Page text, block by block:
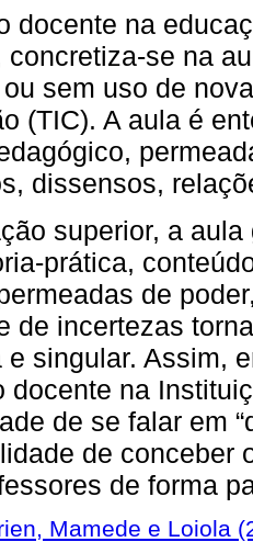
docente na
concretiza-se na
sem uso de
(TIC). A aula é
dissensos,
superior, a
prática,
de
de incertezas
e singular. Assim,
docente na
de se falar em
de conceber
de forma
Mamede e Loiola